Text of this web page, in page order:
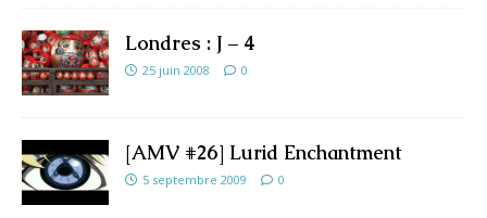
Londres : J – 4
25 juin 2008 0
[AMV #26] Lurid Enchantment
5 septembre 2009 0